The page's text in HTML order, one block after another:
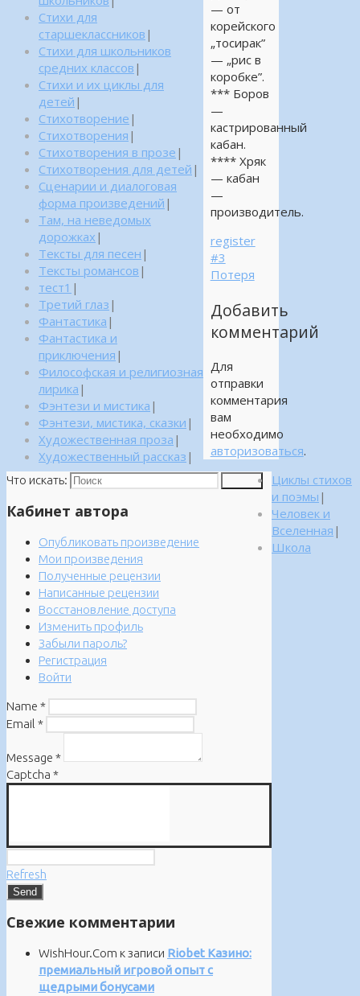
— от
корейского
„тосирак”
— „рис в
коробке”.
*** Боров
—
кастрированный
кабан.
**** Хряк
— кабан
—
производитель.
register
#3
Потеря
Добавить
комментарий
Для
отправки
комментария
вам
необходимо
авторизоваться.
Что искать:
Кабинет автора
Опубликовать произведение
Мои произведения
Полученные рецензии
Написанные рецензии
Восстановление доступа
Изменить профиль
Забыли пароль?
Регистрация
Войти
Name *
Email *
Message *
Captcha *
Refresh
Свежие комментарии
WishHour.Com к записи Riobet Казино:
премиальный игровой опыт с
щедрыми бонусами
Стихи для
старшеклассников |
Стихи для школьников
средних классов |
Стихи и их циклы для
детей |
Стихотворение |
Стихотворения |
Стихотворения в прозе |
Стихотворения для детей |
Сценарии и диалоговая
форма произведений |
Там, на неведомых
дорожках |
Тексты для песен |
Тексты романсов |
тест1 |
Третий глаз |
Фантастика |
Фантастика и
приключения |
Философская и религиозная
лирика |
Фэнтези и мистика |
Фэнтези, мистика, сказки |
Художественная проза |
Художественный рассказ |
Циклы стихов
и поэмы |
Человек и
Вселенная |
Школа